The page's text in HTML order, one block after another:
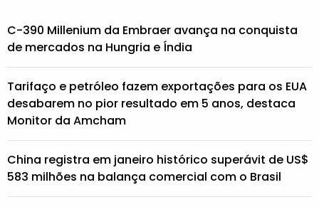
C-390 Millenium da Embraer avança na conquista
de mercados na Hungria e Índia
Tarifaço e petróleo fazem exportações para os EUA
desabarem no pior resultado em 5 anos, destaca
Monitor da Amcham
China registra em janeiro histórico superávit de US$
583 milhões na balança comercial com o Brasil